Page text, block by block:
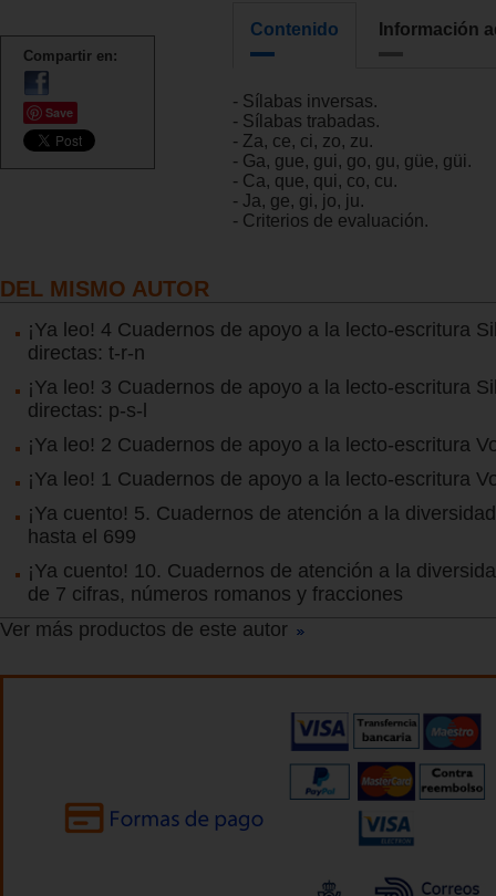
Compartir en:
Save
Contenido Información
- Sílabas inversas.
- Sílabas trabadas.
- Za, ce, ci, zo, zu.
- Ga, gue, gui, go, gu, güe, güi.
- Ca, que, qui, co, cu.
- Ja, ge, gi, jo, ju.
- Criterios de evaluación.
DEL MISMO AUTOR
¡Ya leo! 4 Cuadernos de apoyo a la lecto-escritura
directas: t-r-n
¡Ya leo! 3 Cuadernos de apoyo a la lecto-escritura
directas: p-s-l
¡Ya leo! 2 Cuadernos de apoyo a la lecto-escritura
¡Ya leo! 1 Cuadernos de apoyo a la lecto-escritura
¡Ya cuento! 5. Cuadernos de atención a la
hasta el 699
¡Ya cuento! 10. Cuadernos de atención a la
de 7 cifras, números romanos y fracciones
Ver más productos de este autor